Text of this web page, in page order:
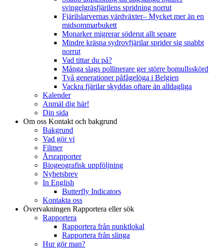
svingelgräsfjärilens spridning norrut
Fjärilslarvernas värdväxter– Mycket mer än en
midsommarbukett
Monarker migrerar söderut allt senare
Mindre kräsna sydrovfjärilar sprider sig snabbt
norrut
Vad tittar du på?
Många slags pollinerare ger större bomullsskörd
Två generationer påfågelöga i Belgien
Vackra fjärilar skyddas oftare än alldagliga
Kalender
Anmäl dig här!
Din sida
Om oss Kontakt och bakgrund
Bakgrund
Vad gör vi
Filmer
Årsrapporter
Biogeografisk uppföljning
Nyhetsbrev
In English
Butterfly Indicators
Kontakta oss
Övervakningen Rapportera eller sök
Rapportera
Rapportera från punktlokal
Rapportera från slinga
Hur gör man?